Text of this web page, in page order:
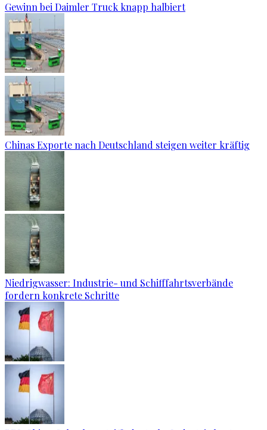
Gewinn bei Daimler Truck knapp halbiert
Chinas Exporte nach Deutschland steigen weiter kräftig
Niedrigwasser: Industrie- und Schifffahrtsverbände
fordern konkrete Schritte